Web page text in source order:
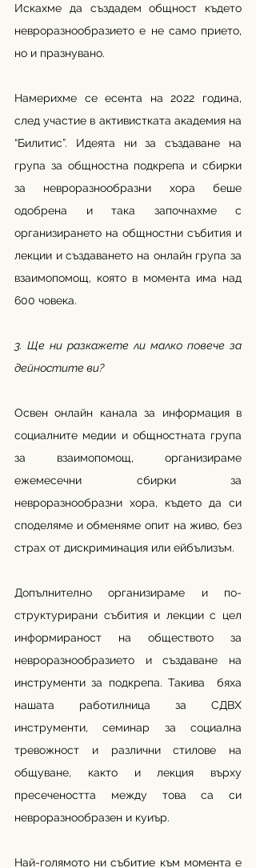
Искахме да създадем общност където
невроразнообразието е не само прието,
но и празнувано.
Намерихме се есента на 2022 година,
след участие в активистката академия на
“Билитис”. Идеята ни за създаване на
група за общностна подкрепа и сбирки
за невроразнообразни хора беше
одобрена и така започнахме с
организирането на общностни събития и
лекции и създаването на онлайн група за
взаимопомощ, която в момента има над
600 човека.
3. Ще ни разкажете ли малко повече за
дейностите ви?
Освен онлайн канала за информация в
социалните медии и общностната група
за взаимопомощ, организираме
ежемесечни сбирки за
невроразнообразни хора, където да си
споделяме и обменяме опит на живо, без
страх от дискриминация или ейбълизъм.
Допълнително организираме и по-
структурирани събития и лекции с цел
информираност на обществото за
невроразнообразието и създаване на
инструменти за подкрепа. Такива  бяха
нашата работилница за СДВХ
инструменти, семинар за социална
тревожност и различни стилове на
общуване, както и лекция върху
пресечеността между това са си
невроразнообразен и куиър.
Най-голямото ни събитие към момента е